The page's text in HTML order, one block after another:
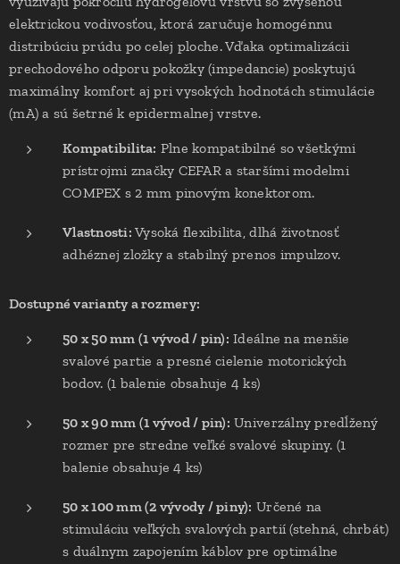
elektrickou vodivosťou, ktorá zaručuje homogénnu
distribúciu prúdu po celej ploche. Vďaka optimalizácii
prechodového odporu pokožky (impedancie) poskytujú
maximálny komfort aj pri vysokých hodnotách stimulácie
(mA) a sú šetrné k epidermalnej vrstve.
Kompatibilita: Plne kompatibilné so všetkými
prístrojmi značky CEFAR a staršími modelmi
COMPEX s 2 mm pinovým konektorom.
Vlastnosti: Vysoká flexibilita, dlhá životnosť
adhéznej zložky a stabilný prenos impulzov.
Dostupné varianty a rozmery:
50 x 50 mm (1 vývod / pin): Ideálne na menšie
svalové partie a presné cielenie motorických
bodov. (1 balenie obsahuje 4 ks)
50 x 90 mm (1 vývod / pin): Univerzálny predĺžený
rozmer pre stredne veľké svalové skupiny. (1
balenie obsahuje 4 ks)
50 x 100 mm (2 vývody / piny): Určené na
stimuláciu veľkých svalových partií (stehná, chrbát)
s duálnym zapojením káblov pre optimálne